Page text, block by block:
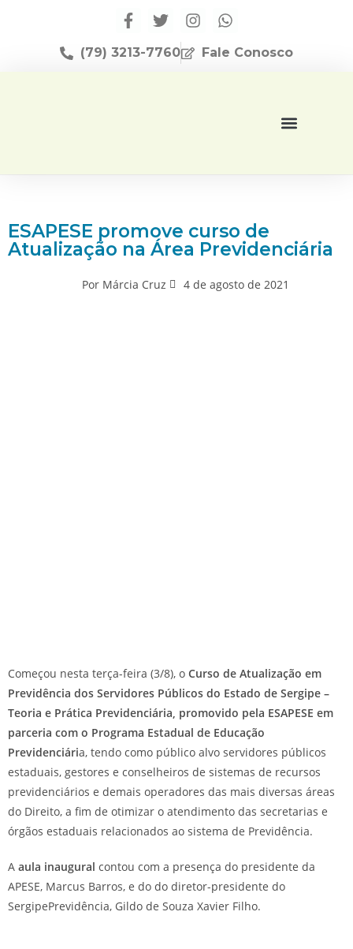
(79) 3213-7760 Fale Conosco
ESAPESE promove curso de
Atualização na Área Previdenciária
PorMárcia Cruz 4 de agosto de 2021
Começou nesta terça-feira (3/8), o Curso de Atualização em
Previdência dos Servidores Públicos do Estado de Sergipe –
Teoria e Prática Previdenciária, promovido pela ESAPESE em
parceria com o Programa Estadual de Educação
Previdenciária, tendo como público alvo servidores públicos
estaduais, gestores e conselheiros de sistemas de recursos
previdenciários e demais operadores das mais diversas áreas
do Direito, a fim de otimizar o atendimento das secretarias e
órgãos estaduais relacionados ao sistema de Previdência.
A aula inaugural contou com a presença do presidente da
APESE, Marcus Barros, e do do diretor-presidente do
SergipePrevidência, Gildo de Souza Xavier Filho.